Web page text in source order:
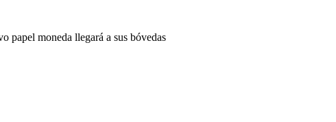
papel moneda llegará a sus bóvedas